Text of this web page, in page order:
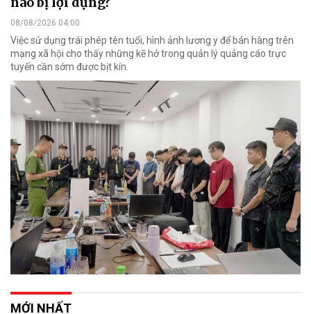
08/08/2026 04:00
Việc sử dụng trái phép tên tuổi, hình ảnh lương y để bán hàng trên
mạng xã hội cho thấy những kẽ hở trong quản lý quảng cáo trực
tuyến cần sớm được bịt kín.
MỚI NHẤT